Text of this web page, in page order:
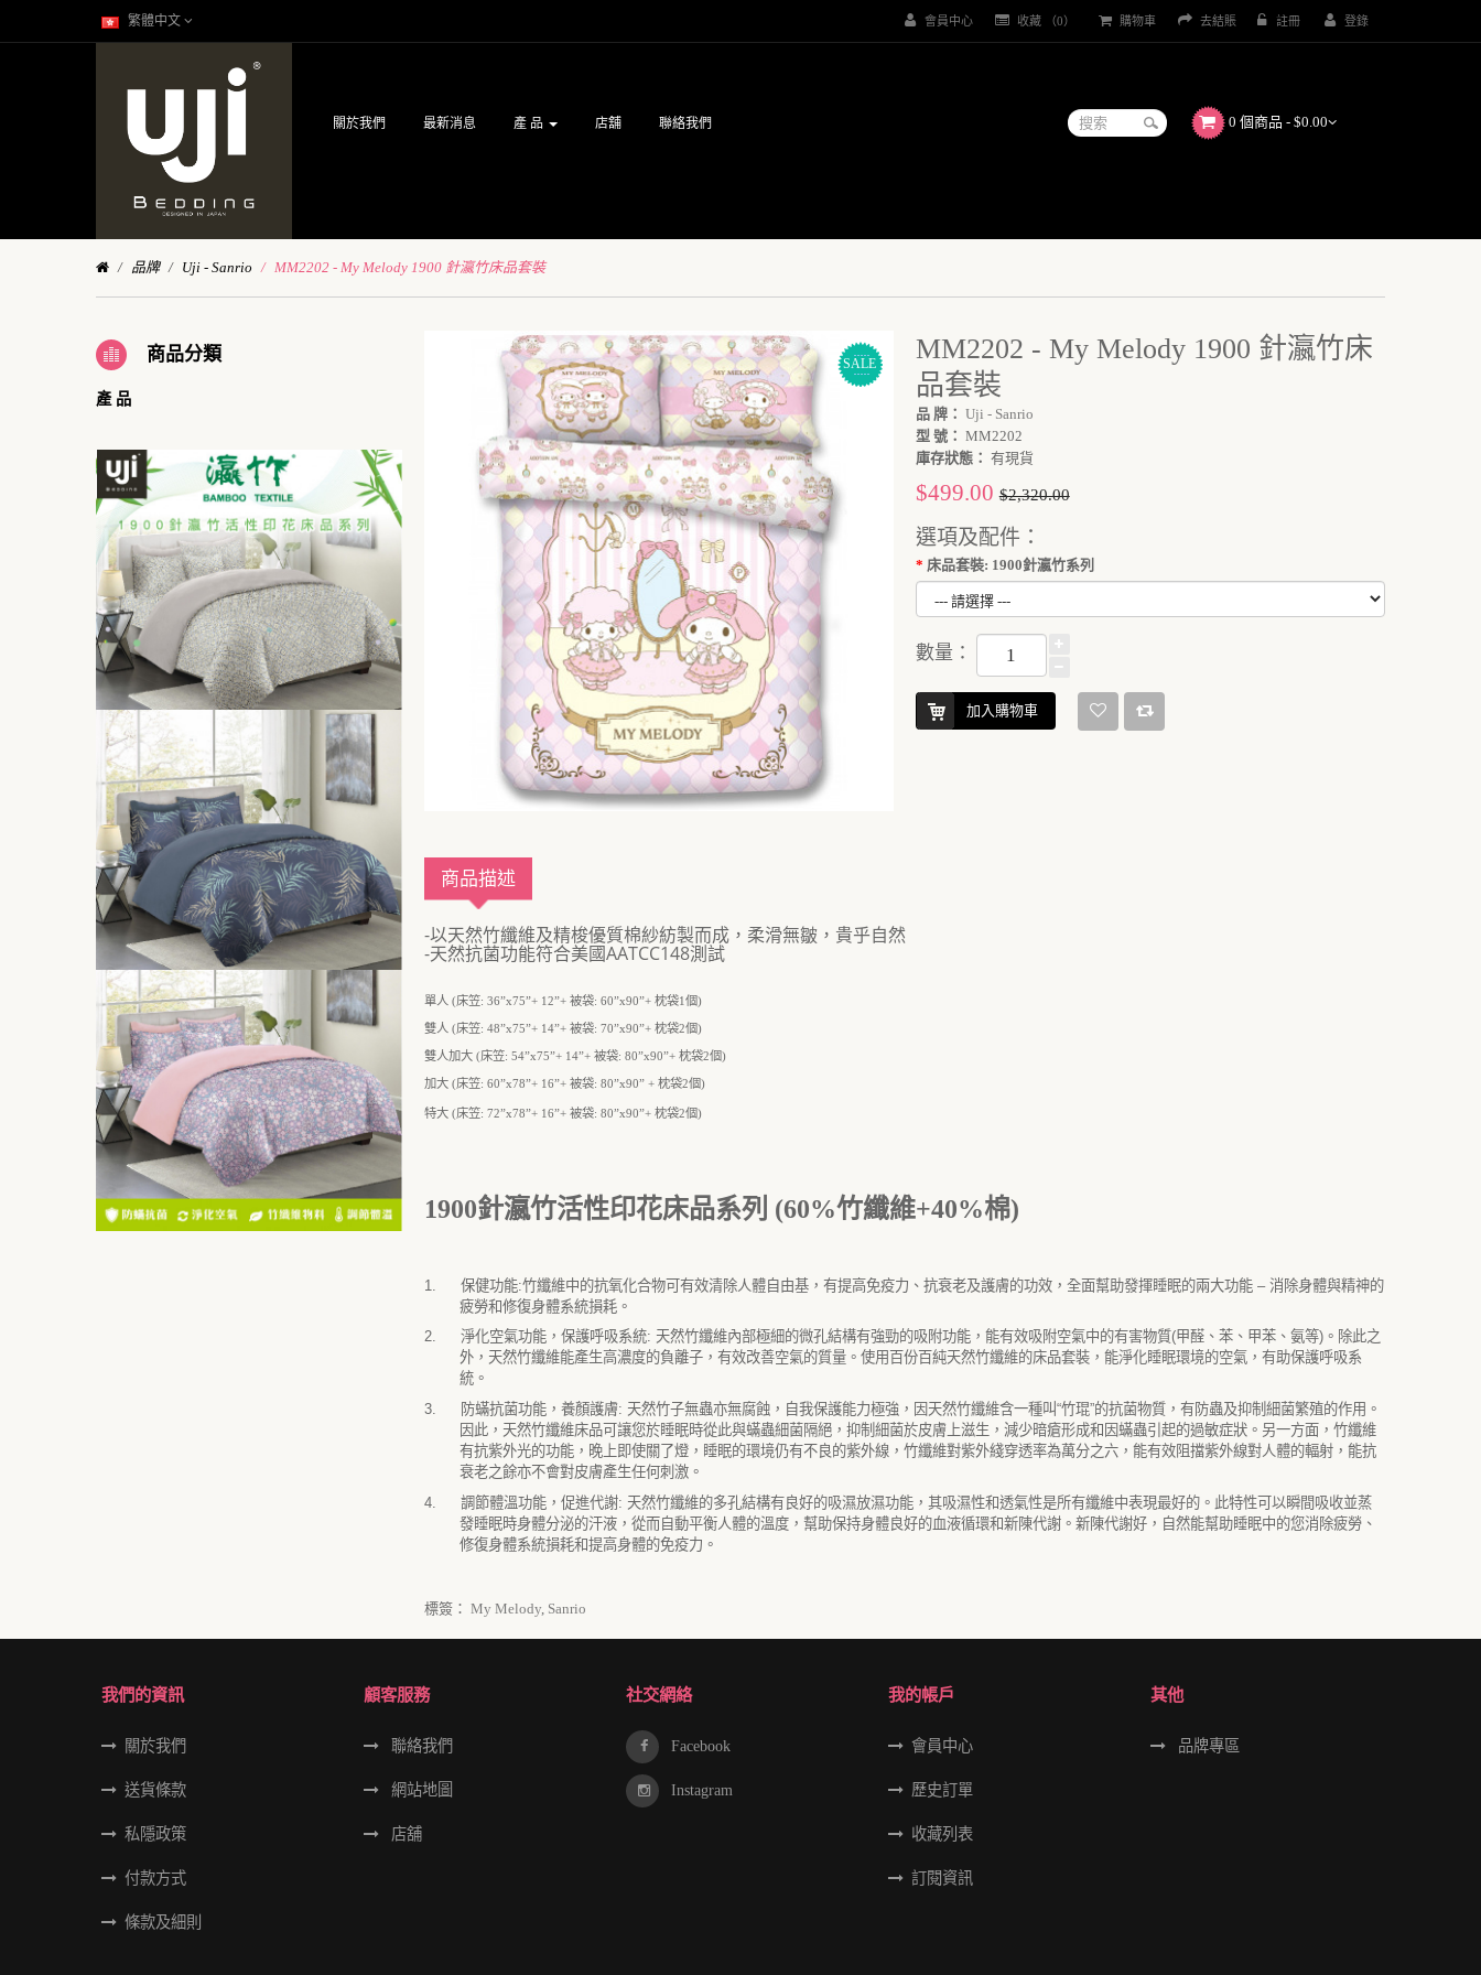
繁體中文 註冊 登錄
會員中心 收藏 （0） 購物車 去結賬
關於我們 最新消息 產 品 店舖 聯絡我們 0 個商品 - $0.00
品牌 Uji - Sanrio MM2202 - My Melody 1900 針瀛竹床品套裝
商品分類
產 品
SALE
MM2202 - My Melody 1900 針瀛竹床
品套裝
品 牌： Uji - Sanrio
型 號： MM2202
庫存狀態： 有現貨
$499.00$2,320.00
選項及配件：
床品套裝: 1900針瀛竹系列
數量：
加入購物車
商品描述
-以天然竹纖維及精梭優質棉紗紡製而成，柔滑無皺，貴乎自然
-天然抗菌功能符合美國AATCC148測試
單人 (床笠: 36”x75”+ 12”+ 被袋: 60”x90”+ 枕袋1個)
雙人 (床笠: 48”x75”+ 14”+ 被袋: 70”x90”+ 枕袋2個)
雙人加大(床笠: 54”x75”+ 14”+ 被袋: 80”x90”+ 枕袋2個)
加大(床笠: 60”x78”+ 16”+ 被袋: 80”x90”+ 枕袋2個)
特大(床笠: 72”x78”+ 16”+ 被袋: 80”x90”+ 枕袋2個)
1900針瀛竹活性印花床品系列 (60%竹纖維+40%棉)
1. 保健功能:竹纖維中的抗氧化合物可有效清除人體自由基，有提高免疫力、抗衰老及護膚的功效，全面幫助發揮睡眠的兩大功能– 消除身體與精神的
疲勞和修復身體系統損耗。
2.
淨化空氣功能，保護呼吸系統: 天然竹纖維內部極細的微孔結構有強勁的吸附功能，能有效吸附空氣中的有害物質(甲醛、苯、甲苯、氨等)。除此之
外，天然竹纖維能產生高濃度的負離子，有效改善空氣的質量。使用百份百純天然竹纖維的床品套裝，能淨化睡眠環境的空氣，有助保護呼吸系
統。
3.
防蟎抗菌功能，養顏護膚: 天然竹子無蟲亦無腐蝕，自我保護能力極強，因天然竹纖維含一種叫“竹琨”的抗菌物質，有防蟲及抑制細菌繁殖的作用。
因此，天然竹纖維床品可讓您於睡眠時從此與蟎蟲細菌隔絕，抑制細菌於皮膚上滋生，減少暗瘡形成和因蟎蟲引起的過敏症狀。另一方面，竹纖維
有抗紫外光的功能，晚上即使關了燈，睡眠的環境仍有不良的紫外線，竹纖維對紫外綫穿透率為萬分之六，能有效阻擋紫外線對人體的輻射，能抗
衰老之餘亦不會對皮膚產生任何刺激。
4.
調節體溫功能，促進代謝: 天然竹纖維的多孔結構有良好的吸濕放濕功能，其吸濕性和透氣性是所有纖維中表現最好的。此特性可以瞬間吸收並蒸
發睡眠時身體分泌的汗液，從而自動平衡人體的溫度，幫助保持身體良好的血液循環和新陳代謝。新陳代謝好，自然能幫助睡眠中的您消除疲勞、
修復身體系統損耗和提高身體的免疫力。
標簽： My Melody, Sanrio
我們的資訊
關於我們
送貨條款
私隱政策
付款方式
條款及細則
顧客服務
聯絡我們
網站地圖
店舖
社交網絡
Facebook
Instagram
我的帳戶
會員中心
歷史訂單
收藏列表
訂閱資訊
其他
品牌專區